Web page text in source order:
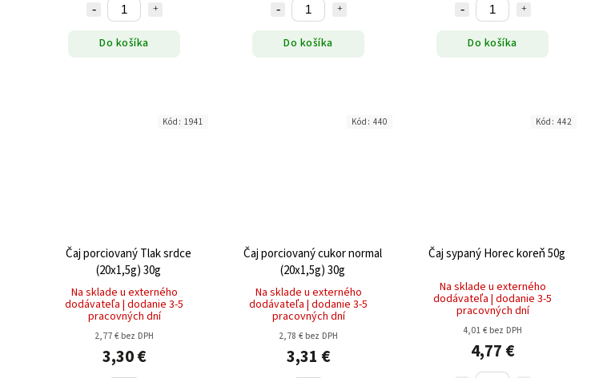
Do košíka Do košíka Do košíka
Čaj porciovaný Tlak srdce
(20x1,5g) 30g
Na sklade u externého
dodávateľa | dodanie 3-5
pracovných dní
2,77 € bez DPH
3,30 €
Kód: 1941
Čaj porciovaný cukor normal
(20x1,5g) 30g
Na sklade u externého
dodávateľa | dodanie 3-5
pracovných dní
2,78 € bez DPH
3,31 €
Kód: 440
Čaj sypaný Horec koreň 50g
Na sklade u externého
dodávateľa | dodanie 3-5
pracovných dní
4,01 € bez DPH
4,77 €
Kód: 442